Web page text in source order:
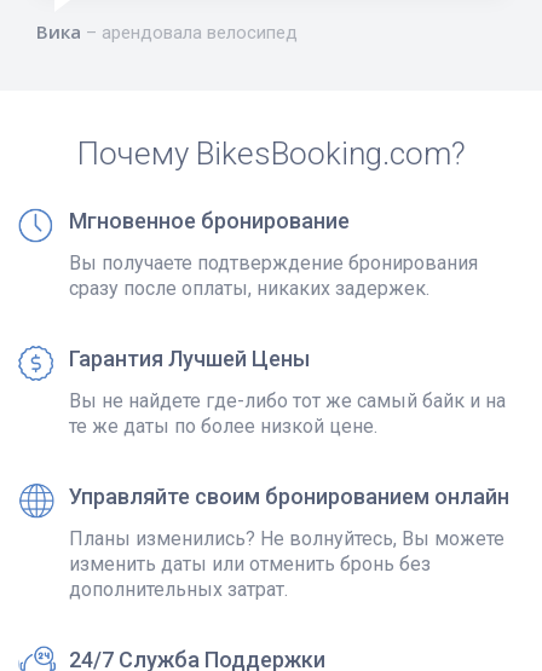
Вика арендовала велосипед
Почему BikesBooking.com?
Мгновенное бронирование
Вы получаете подтверждение бронирования
сразу после оплаты, никаких задержек.
Гарантия Лучшей Цены
Вы не найдете где-либо тот же самый байк и на
те же даты по более низкой цене.
Управляйте своим бронированием онлайн
Планы изменились? Не волнуйтесь, Вы можете
изменить даты или отменить бронь без
дополнительных затрат.
24/7 Служба Поддержки